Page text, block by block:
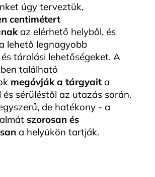
úgy terveztük,
centimétert
az elérhető helyből, és
lehető legnagyobb
tárolási lehetőségeket. A
található
megóvják a tárgyait a
sérüléstől az utazás során.
de hatékony - a
szorosan és
a helyükön tartják.